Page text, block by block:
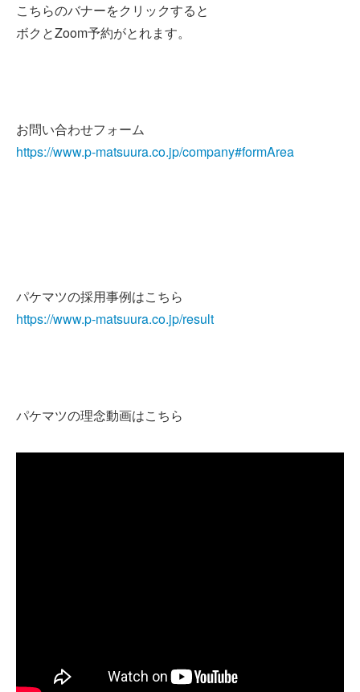
こちらのバナーをクリックすると
ボクとZoom予約がとれます。
お問い合わせフォーム
https://www.p-matsuura.co.jp/company#formArea
パケマツの採用事例はこちら
https://www.p-matsuura.co.jp/result
パケマツの理念動画はこちら